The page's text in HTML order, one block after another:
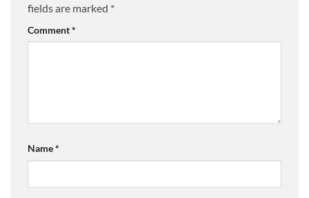
fields are marked *
Comment*
Name*